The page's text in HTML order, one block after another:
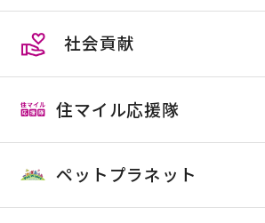
住マイル応援隊
ペットプラネット
花屋敷
全店舗
店舗限定
すべて
全店舗
店舗限定
社会貢献
TOP
SDGsへの取り組み
カンセキが応援している企業様
カンセキが提供している番組